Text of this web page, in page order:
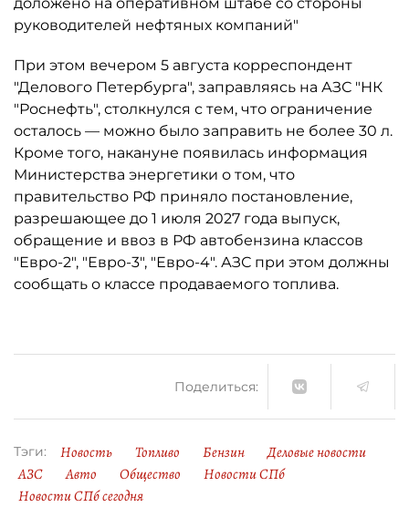
руководителей нефтяных компаний"
При этом вечером 5 августа корреспондент
"Делового Петербурга", заправляясь на АЗС "НК
"Роснефть", столкнулся с тем, что ограничение
осталось ­— можно было заправить не более 30 л.
Кроме того, накануне появилась информация
Министерства энергетики о том, что
правительство РФ приняло постановление,
разрешающее до 1 июля 2027 года выпуск,
обращение и ввоз в РФ автобензина классов
"Евро-2", "Евро-3", "Евро-4". АЗС при этом должны
сообщать о классе продаваемого топлива.
Поделиться:
Тэги: Новость Топливо Бензин
Деловые новости
АЗС
Авто Общество
Новости СПб
Новости СПб сегодня